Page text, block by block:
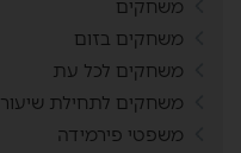
משחקים
משחקים בזום
משחקים לכל עת
משחקים לתחילת שיעור
משפטי פירמידה